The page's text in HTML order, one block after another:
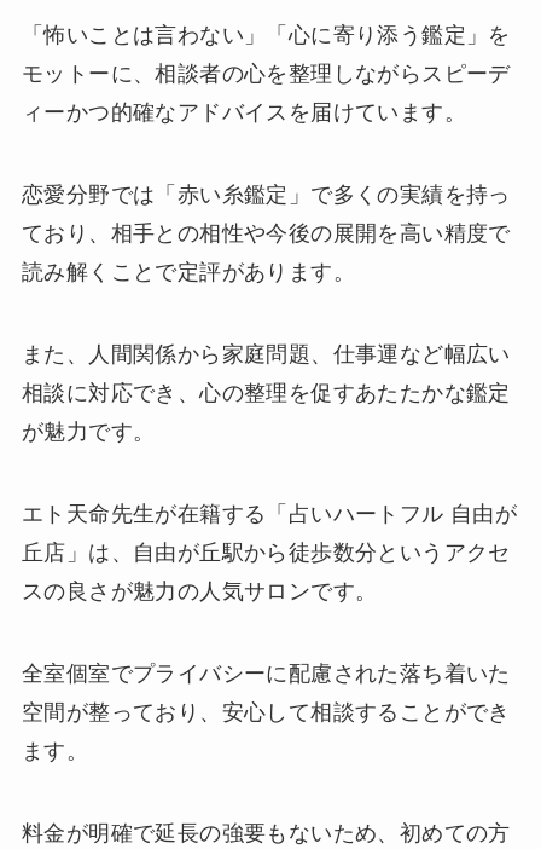
「怖いことは言わない」「心に寄り添う鑑定」を
モットーに、相談者の心を整理しながらスピーデ
ィーかつ的確なアドバイスを届けています。
恋愛分野では「赤い糸鑑定」で多くの実績を持っ
ており、相手との相性や今後の展開を高い精度で
読み解くことで定評があります。
また、人間関係から家庭問題、仕事運など幅広い
相談に対応でき、心の整理を促すあたたかな鑑定
が魅力です。
エト天命先生が在籍する「占いハートフル 自由が
丘店」は、自由が丘駅から徒歩数分というアクセ
スの良さが魅力の人気サロンです。
全室個室でプライバシーに配慮された落ち着いた
空間が整っており、安心して相談することができ
ます。
料金が明確で延長の強要もないため、初めての方